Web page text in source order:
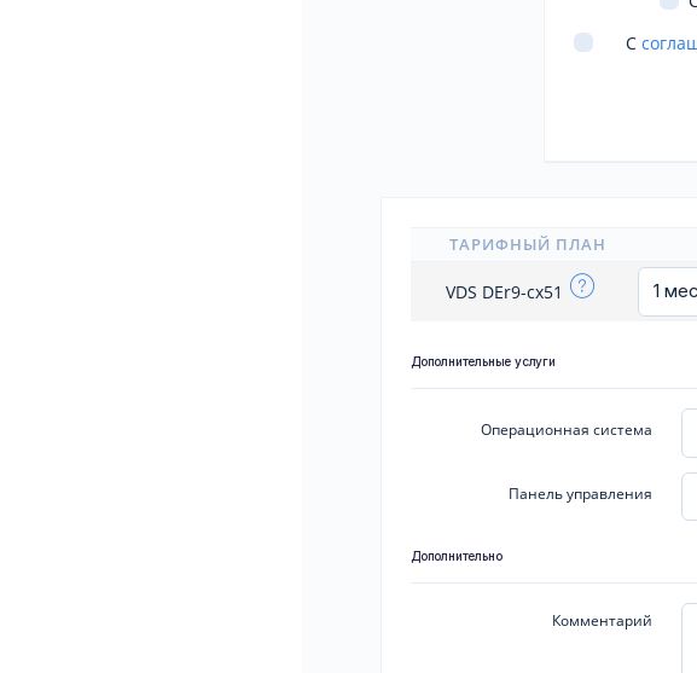
С
ТАРИФНЫЙ ПЛАН
VDS DEr9-cx51
Дополнительные услуги
Операционная система
Панель управления
Дополнительно
Комментарий